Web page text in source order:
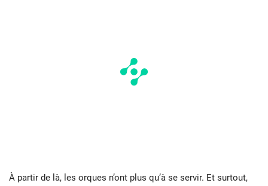
À partir de là, les orques n’ont plus qu’à se servir. Et surtout,